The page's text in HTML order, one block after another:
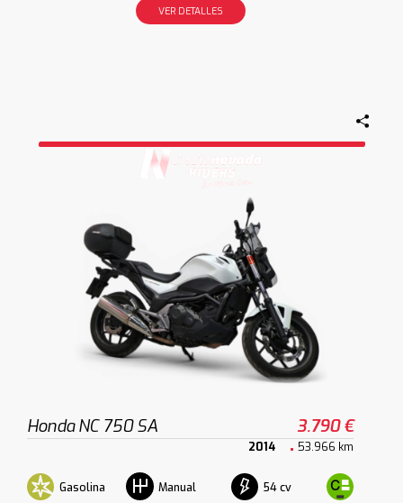
VER DETALLES
Honda NC 750 SA 3.790 €
2014 53.966 km
Gasolina Manual 54 cv